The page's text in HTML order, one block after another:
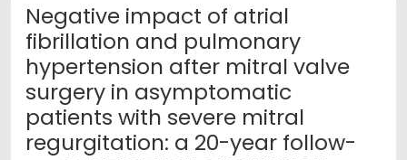
Negative impact of atrial
fibrillation and pulmonary
hypertension after mitral valve
surgery in asymptomatic
patients with severe mitral
regurgitation: a 20-year follow-